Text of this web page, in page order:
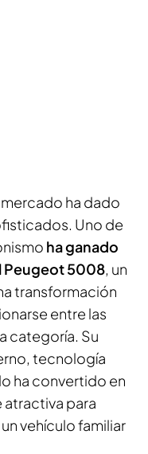
ha dado
Uno de
ha ganado
Peugeot 5008, un
transformación
entre las
categoría. Su
tecnología
ha convertido en
atractiva para
vehículo familiar